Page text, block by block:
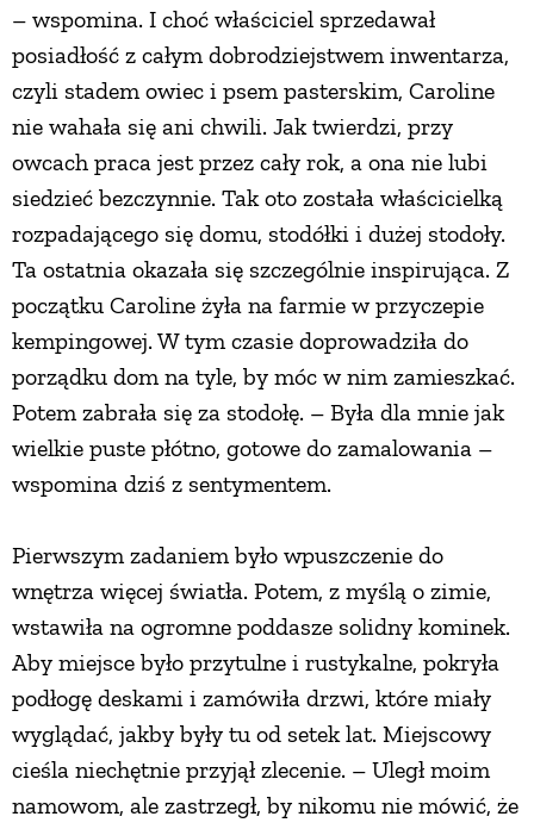
– wspomina. I choć właściciel sprzedawał
posiadłość z całym dobrodziejstwem inwentarza,
czyli stadem owiec i psem pasterskim, Caroline
nie wahała się ani chwili. Jak twierdzi, przy
owcach praca jest przez cały rok, a ona nie lubi
siedzieć bezczynnie. Tak oto została właścicielką
rozpadającego się domu, stodółki i dużej stodoły.
Ta ostatnia okazała się szczególnie inspirująca. Z
początku Caroline żyła na farmie w przyczepie
kempingowej. W tym czasie doprowadziła do
porządku dom na tyle, by móc w nim zamieszkać.
Potem zabrała się za stodołę. – Była dla mnie jak
wielkie puste płótno, gotowe do zamalowania –
wspomina dziś z sentymentem.
Pierwszym zadaniem było wpuszczenie do
wnętrza więcej światła. Potem, z myślą o zimie,
wstawiła na ogromne poddasze solidny kominek.
Aby miejsce było przytulne i rustykalne, pokryła
podłogę deskami i zamówiła drzwi, które miały
wyglądać, jakby były tu od setek lat. Miejscowy
cieśla niechętnie przyjął zlecenie. – Uległ moim
namowom, ale zastrzegł, by nikomu nie mówić, że